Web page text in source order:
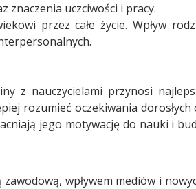
znaczenia uczciwości i pracy.
przez całe życie. Wpływ
z nauczycielami przynosi
rozumieć oczekiwania
jego motywację do nauki i
wpływem mediów i